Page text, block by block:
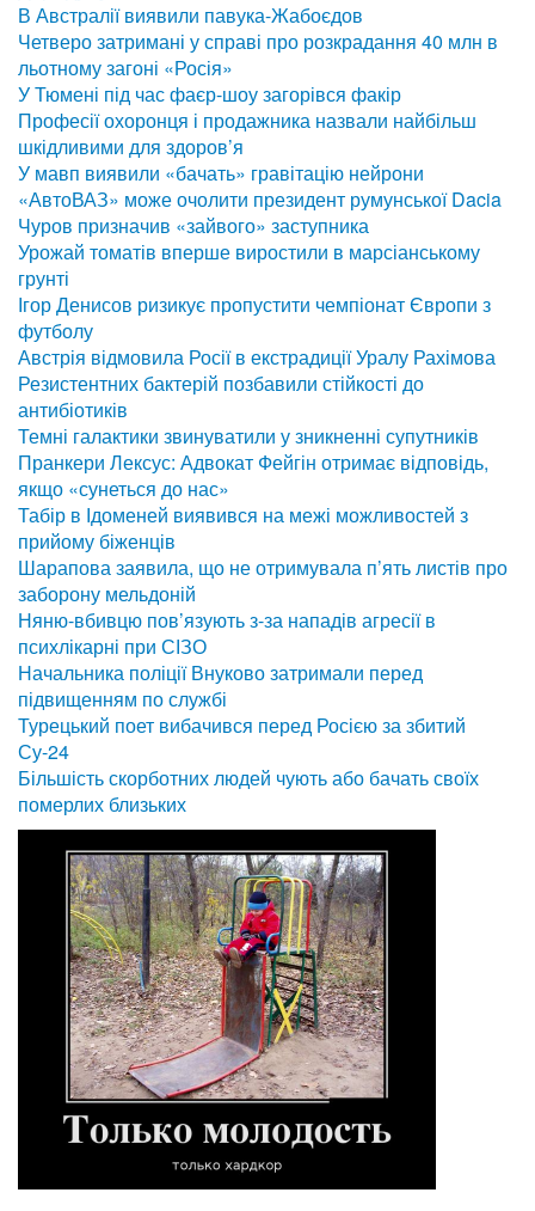
В Австралії виявили павука-Жабоєдов
Четверо затримані у справі про розкрадання 40 млн в
льотному загоні «Росія»
У Тюмені під час фаєр-шоу загорівся факір
Професії охоронця і продажника назвали найбільш
шкідливими для здоров’я
У мавп виявили «бачать» гравітацію нейрони
«АвтоВАЗ» може очолити президент румунської Dacia
Чуров призначив «зайвого» заступника
Урожай томатів вперше виростили в марсіанському
грунті
Ігор Денисов ризикує пропустити чемпіонат Європи з
футболу
Австрія відмовила Росії в екстрадиції Уралу Рахімова
Резистентних бактерій позбавили стійкості до
антибіотиків
Темні галактики звинуватили у зникненні супутників
Пранкери Лексус: Адвокат Фейгін отримає відповідь,
якщо «сунеться до нас»
Табір в Ідоменей виявився на межі можливостей з
прийому біженців
Шарапова заявила, що не отримувала п’ять листів про
заборону мельдоній
Няню-вбивцю пов’язують з-за нападів агресії в
психлікарні при СІЗО
Начальника поліції Внуково затримали перед
підвищенням по службі
Турецький поет вибачився перед Росією за збитий
Су-24
Більшість скорботних людей чують або бачать своїх
померлих близьких